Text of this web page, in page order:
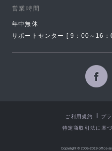
営業時間
年中無休
サポートセンター [ 9：00～16：
ご利用規約 プ
特定商取引法に基
Copyright © 2005-2019 office-